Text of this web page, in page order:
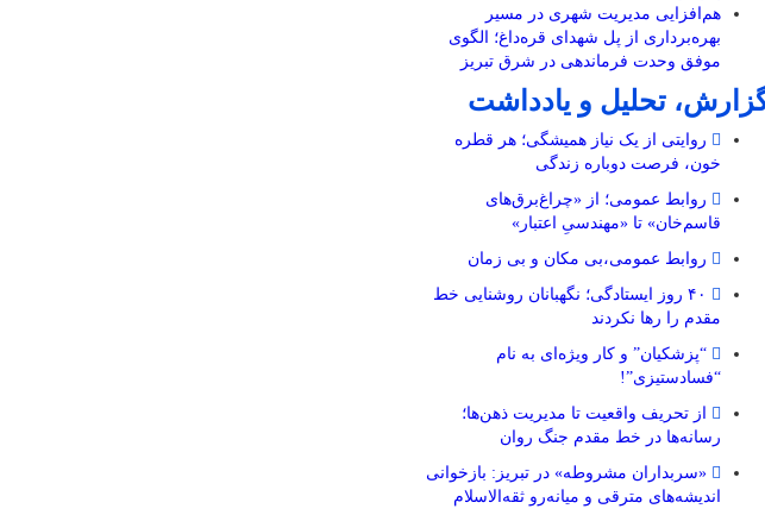
هم‌افزایی مدیریت شهری در مسیر
بهره‌برداری از پل شهدای قره‌داغ؛ الگوی
موفق وحدت فرماندهی در شرق تبریز
تحلیل و یادداشت
روایتی از یک نیاز همیشگی؛ هر قطره
خون، فرصت دوباره زندگی
روابط عمومی؛ از «چراغ‌برق‌های
قاسم‌خان» تا «مهندسیِ اعتبار»
روابط عمومی،بی مکان و بی زمان
۴۰ روز ایستادگی؛ نگهبانان روشنایی خط
مقدم را رها نکردند
“پزشکیان” و کار ویژه‌ای به نام
“فسادستیزی”!
از تحریف واقعیت تا مدیریت ذهن‌ها؛
رسانه‌ها در خط مقدم جنگ روان
«سربداران مشروطه» در تبریز: بازخوانی
اندیشه‌های مترقی و میانه‌رو ثقه‌الاسلام